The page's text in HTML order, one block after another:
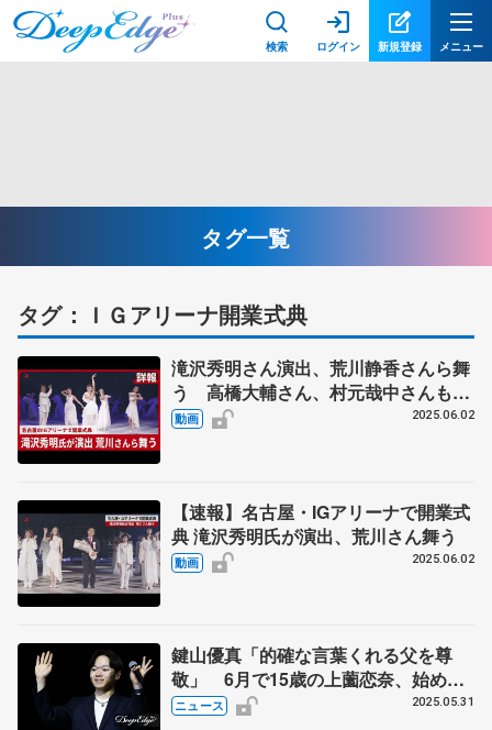
検索 ログイン 新規登録 メニュー
タグ一覧
タグ：ＩＧアリーナ開業式典
滝沢秀明さん演出、荒川静香さんら舞
う 高橋大輔さん、村元哉中さんも
【詳報】
動画 2025.06.02
【速報】名古屋・IGアリーナで開業式
典 滝沢秀明氏が演出、荒川さん舞う
動画 2025.06.02
鍵山優真「的確な言葉くれる父を尊
敬」 6月で15歳の上薗恋奈、始めた
のはソチの時 名古屋市でトークショ
ニュース 2025.05.31